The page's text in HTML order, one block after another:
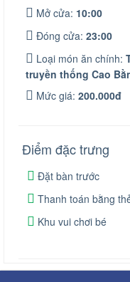
Mở cửa: 10:00
Đóng cửa: 23:00
Loại món ăn chính:
truyền thống Cao
Mức giá: 200.000đ
Điểm đặc trưng
Đặt bàn trước
Thanh toán bằng
Khu vui chơi bé